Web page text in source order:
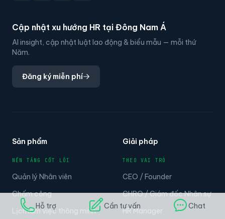
Cập nhật xu hướng HR tại Đông Nam Á
AI insight, cập nhật luật lao động & biểu mẫu — mỗi thứ
Năm.
Đăng ký miễn phí
Sản phẩm
NỀN TẢNG CỐT LÕI
Quản lý Nhân viên
Chấm công
Lịch làm việc thông minh
Giải pháp
THEO VAI TRÒ
CEO / Founder
CHRO / Giám đốc Nhân sự
HR Manager
Hỗ trợ Cần tư vấn Chat